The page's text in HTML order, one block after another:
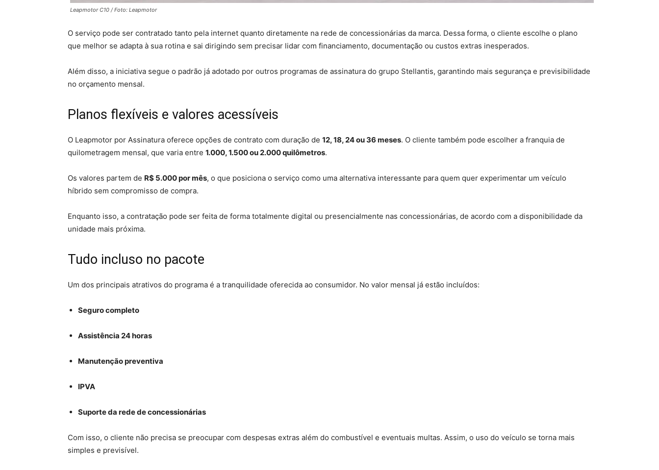
Leapmotor C10 / Foto: Leapmotor
O serviço pode ser contratado tanto pela internet quanto diretamente na rede de concessionárias da marca. Dessa forma, o cliente escolhe o plano
que melhor se adapta à sua rotina e sai dirigindo sem precisar lidar com financiamento, documentação ou custos extras inesperados.
Além disso, a iniciativa segue o padrão já adotado por outros programas de assinatura do grupo Stellantis, garantindo mais segurança e previsibilidade
no orçamento mensal.
Planos flexíveis e valores acessíveis
O Leapmotor por Assinatura oferece opções de contrato com duração de 12, 18, 24 ou 36 meses. O cliente também pode escolher a franquia de
quilometragem mensal, que varia entre 1.000, 1.500 ou 2.000 quilômetros.
Os valores partem de R$ 5.000 por mês, o que posiciona o serviço como uma alternativa interessante para quem quer experimentar um veículo
híbrido sem compromisso de compra.
Enquanto isso, a contratação pode ser feita de forma totalmente digital ou presencialmente nas concessionárias, de acordo com a disponibilidade da
unidade mais próxima.
Tudo incluso no pacote
Um dos principais atrativos do programa é a tranquilidade oferecida ao consumidor. No valor mensal já estão incluídos:
Seguro completo
Assistência 24 horas
Manutenção preventiva
IPVA
Suporte da rede de concessionárias
Com isso, o cliente não precisa se preocupar com despesas extras além do combustível e eventuais multas. Assim, o uso do veículo se torna mais
simples e previsível.